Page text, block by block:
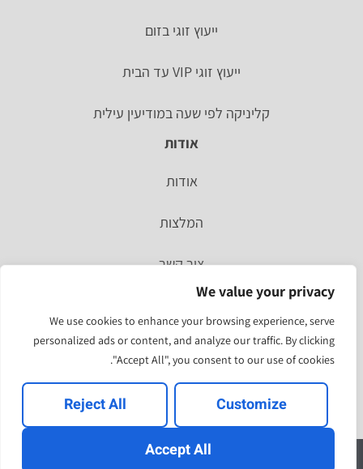
We value your privacy
We use cookies to enhance your browsing experience, serve
personalized ads or content, and analyze our traffic. By clicking
"Accept All", you consent to our use of cookies.
Customize
Reject All
Accept All
ייעוץ זוגי בזום
ייעוץ זוגי VIP עד הבית
קליניקה לפי שעה במודיעין עילית
אודות
אודות
המלצות
צור קשר
מהעיתונות
תוצאות הסקר האחרון
© כל הזכויות שמורות ל"עלון לזוגיות" ו"יעקב שקולניק" 2025